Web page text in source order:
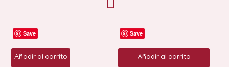
Save
Añadir al carrito
Save
Añadir al carrito